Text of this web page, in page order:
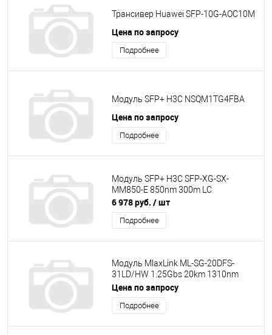
Трансивер Huawei SFP-10G-AOC10M
Цена по запросу
Подробнее
Модуль SFP+ H3C NSQM1TG4FBA
Цена по запросу
Подробнее
Модуль SFP+ H3C SFP-XG-SX-
MM850-E 850nm 300m LC
6 978 руб. / шт
Подробнее
Модуль MlaxLink ML-SG-20DFS-
31LD/HW 1.25Gbs 20km 1310nm
2xLC DDM HP Compatible
Цена по запросу
Подробнее